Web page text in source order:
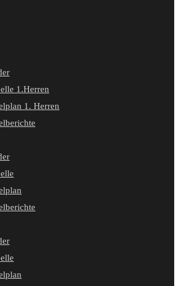
1.Herren
1. Herren